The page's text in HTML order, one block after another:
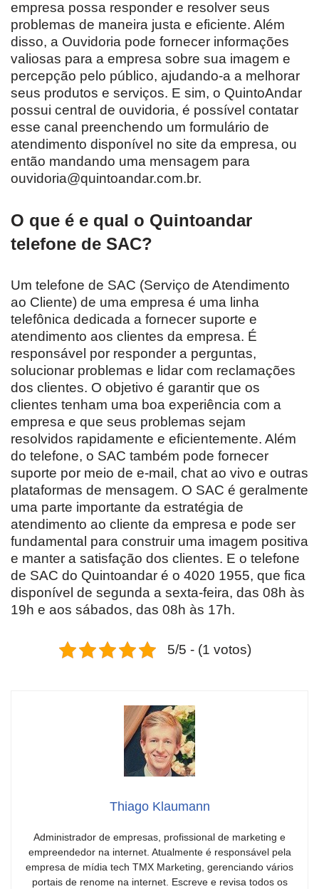
empresa possa responder e resolver seus
problemas de maneira justa e eficiente. Além
disso, a Ouvidoria pode fornecer informações
valiosas para a empresa sobre sua imagem e
percepção pelo público, ajudando-a a melhorar
seus produtos e serviços. E sim, o QuintoAndar
possui central de ouvidoria, é possível contatar
esse canal preenchendo um formulário de
atendimento disponível no site da empresa, ou
então mandando uma mensagem para
ouvidoria@quintoandar.com.br.
O que é e qual o Quintoandar
telefone de SAC?
Um telefone de SAC (Serviço de Atendimento
ao Cliente) de uma empresa é uma linha
telefônica dedicada a fornecer suporte e
atendimento aos clientes da empresa. É
responsável por responder a perguntas,
solucionar problemas e lidar com reclamações
dos clientes. O objetivo é garantir que os
clientes tenham uma boa experiência com a
empresa e que seus problemas sejam
resolvidos rapidamente e eficientemente. Além
do telefone, o SAC também pode fornecer
suporte por meio de e-mail, chat ao vivo e outras
plataformas de mensagem. O SAC é geralmente
uma parte importante da estratégia de
atendimento ao cliente da empresa e pode ser
fundamental para construir uma imagem positiva
e manter a satisfação dos clientes. E o telefone
de SAC do Quintoandar é o 4020 1955, que fica
disponível de segunda a sexta-feira, das 08h às
19h e aos sábados, das 08h às 17h.
5/5 - (1 votos)
Thiago Klaumann
Administrador de empresas, profissional de marketing e
empreendedor na internet. Atualmente é responsável pela
empresa de mídia tech TMX Marketing, gerenciando vários
portais de renome na internet. Escreve e revisa todos os